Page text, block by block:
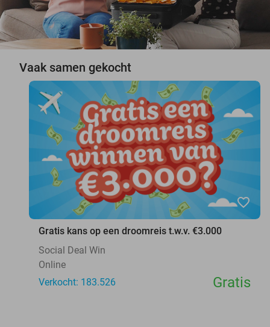
Vaak samen gekocht
favorite_border
Gratis kans op een droomreis t.w.v. €3.000
Social Deal Win
Online
Verkocht: 183.526
Gratis